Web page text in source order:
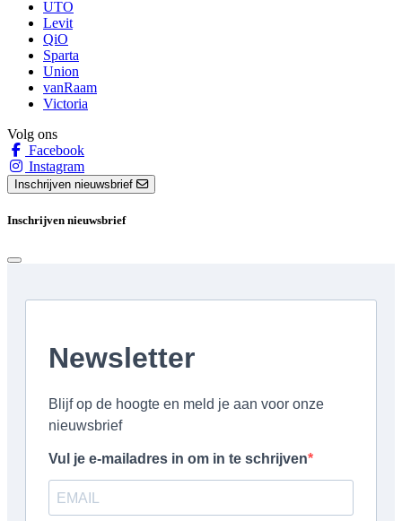
UTO
Levit
QiO
Sparta
Union
vanRaam
Victoria
Volg ons
Facebook
Instagram
Inschrijven nieuwsbrief
Inschrijven nieuwsbrief